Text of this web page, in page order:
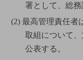
署として、総務
(2) 最高管理責任者
取組について
公表する。